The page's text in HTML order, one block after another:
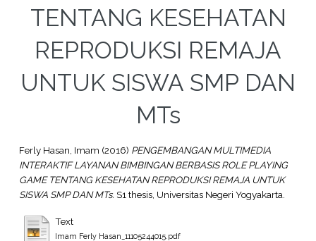
TENTANG KESEHATAN
REPRODUKSI REMAJA
UNTUK SISWA SMP DAN
MTs
Ferly Hasan, Imam (2016) PENGEMBANGAN MULTIMEDIA
INTERAKTIF LAYANAN BIMBINGAN BERBASIS ROLE PLAYING
GAME TENTANG KESEHATAN REPRODUKSI REMAJA UNTUK
SISWA SMP DAN MTs. S1 thesis, Universitas Negeri Yogyakarta.
Text
Imam Ferly Hasan_11105244015.pdf